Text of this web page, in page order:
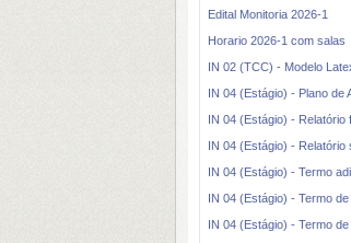
Edital Monitoria 2026-1
Horario 2026-1 com salas
IN 02 (TCC) - Modelo
IN 04 (Estágio) - Plano de
IN 04 (Estágio) - Relatório
IN 04 (Estágio) - Relatório
IN 04 (Estágio) - Termo
IN 04 (Estágio) - Termo
IN 04 (Estágio) - Termo